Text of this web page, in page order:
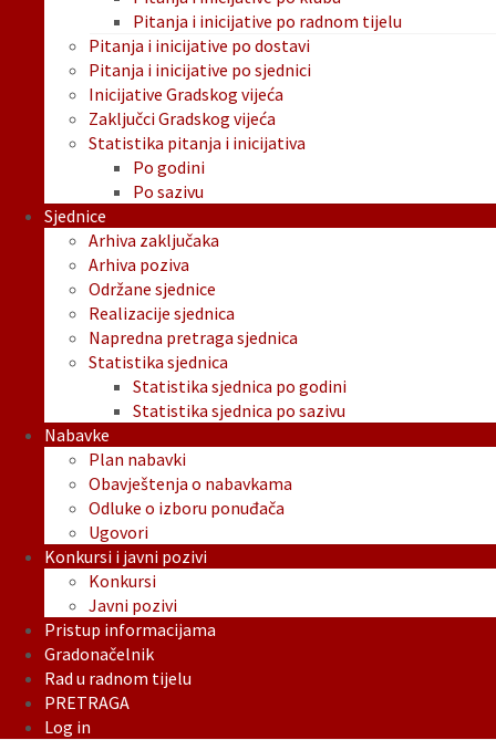
Pitanja i inicijative po radnom tijelu
Pitanja i inicijative po dostavi
Pitanja i inicijative po sjednici
Inicijative Gradskog vijeća
Zaključci Gradskog vijeća
Statistika pitanja i inicijativa
Po godini
Po sazivu
Sjednice
Arhiva zaključaka
Arhiva poziva
Održane sjednice
Realizacije sjednica
Napredna pretraga sjednica
Statistika sjednica
Statistika sjednica po godini
Statistika sjednica po sazivu
Nabavke
Plan nabavki
Obavještenja o nabavkama
Odluke o izboru ponuđača
Ugovori
Konkursi i javni pozivi
Konkursi
Javni pozivi
Pristup informacijama
Gradonačelnik
Rad u radnom tijelu
PRETRAGA
Log in